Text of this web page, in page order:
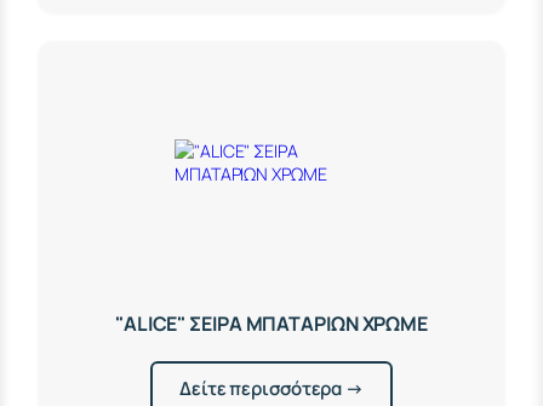
"ALICE" ΣΕΙΡΑ ΜΠΑΤΑΡΙΩΝ ΧΡΩΜΕ
Δείτε περισσότερα →